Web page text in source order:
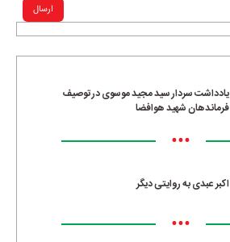
یادداشت سردار سید مجید موسوی در توصیف
فرماندهان شهید هوافضا
•••
اکبر عبدی به روایتی دیگر
•••
ارسال